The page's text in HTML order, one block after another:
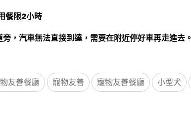
餐限2小時
，汽車無法直接到達，需要在附近停好車再走進去。
友善餐廳 寵物友善 寵物友善餐廳 小型犬